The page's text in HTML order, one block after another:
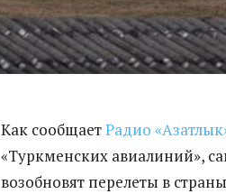
Как сообщаетРадио
«Туркменских авиалиний»,
возобновят перелеты в